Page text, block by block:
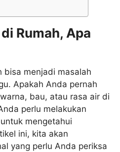
Rumah, Apa
bisa menjadi masalah
Apakah Anda pernah
bau, atau rasa air di
perlu melakukan
mengetahui
ini, kita akan
yang perlu Anda periksa